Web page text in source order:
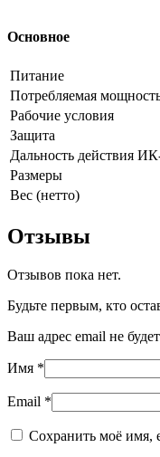
Основное
Питание
Потребляемая
Рабочие условия
Защита
Дальность действия
Размеры
Вес (нетто)
Отзывы
Отзывов пока нет.
Будьте первым, кто
Ваш адрес email не
Имя *
Email *
Сохранить моё имя,